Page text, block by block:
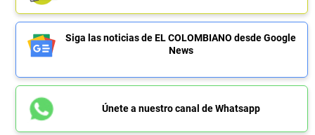
Siga las noticias de EL COLOMBIANO desde Google
News
Únete a nuestro canal de Whatsapp